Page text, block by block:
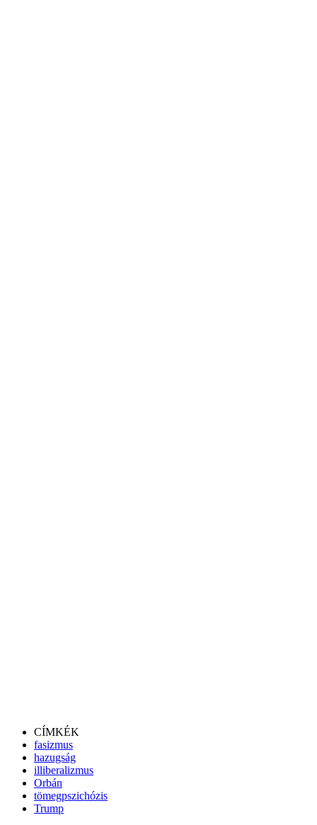
CÍMKÉK
fasizmus
hazugság
illiberalizmus
Orbán
tömegpszichózis
Trump